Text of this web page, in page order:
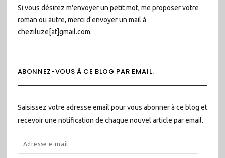
Si vous désirez m'envoyer un petit mot, me proposer votre
roman ou autre, merci d'envoyer un mail à
cheziluze[at]gmail.com.
ABONNEZ-VOUS À CE BLOG PAR EMAIL.
Saisissez votre adresse email pour vous abonner à ce blog et
recevoir une notification de chaque nouvel article par email.
ADRESSE
E-